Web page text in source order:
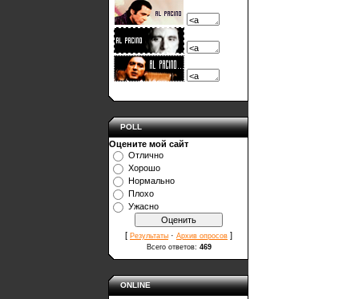
POLL
Оцените мой сайт
Отлично
Хорошо
Нормально
Плохо
Ужасно
[ Результаты · Архив опросов ]
Всего ответов: 469
ONLINE